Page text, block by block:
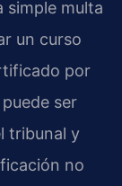
simple multa
un curso
por
ser
tribunal y
no